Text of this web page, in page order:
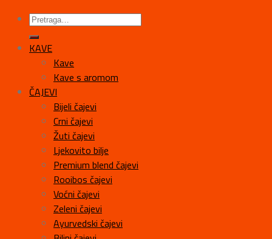
KAVE
Kave
Kave s aromom
ČAJEVI
Bijeli čajevi
Crni čajevi
Žuti čajevi
Ljekovito bilje
Premium blend čajevi
Rooibos čajevi
Voćni čajevi
Zeleni čajevi
Ayurvedski čajevi